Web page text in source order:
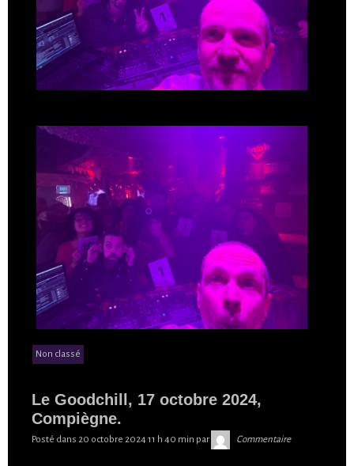
Non classé
Le Goodchill, 17 octobre 2024,
Compiègne.
Posté dans 20 octobre 2024 11 h 40 min par Skibilibop
Commentaire